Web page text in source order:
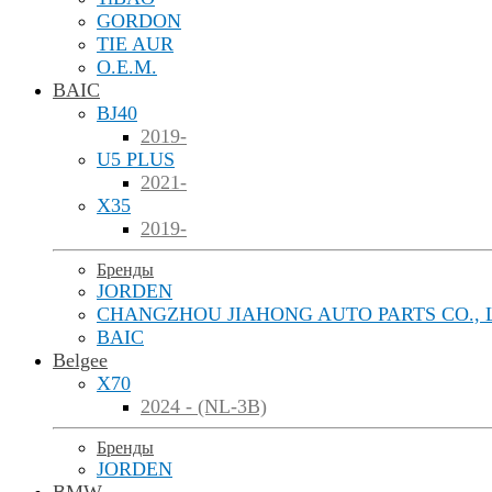
GORDON
TIE AUR
O.E.M.
BAIC
BJ40
2019-
U5 PLUS
2021-
X35
2019-
Бренды
JORDEN
CHANGZHOU JIAHONG AUTO PARTS CO.,
BAIC
Belgee
X70
2024 - (NL-3B)
Бренды
JORDEN